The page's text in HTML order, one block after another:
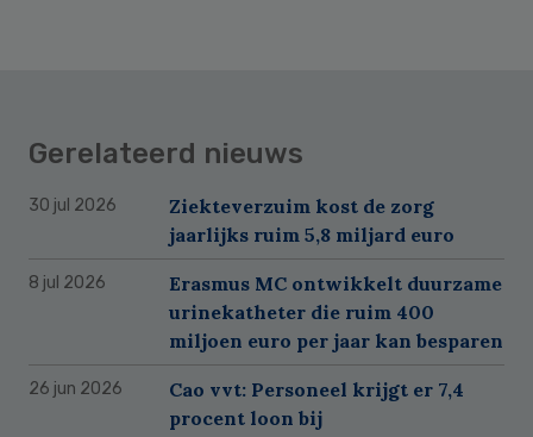
Gerelateerd nieuws
30 jul 2026
Ziekteverzuim kost de zorg
jaarlijks ruim 5,8 miljard euro
8 jul 2026
Erasmus MC ontwikkelt duurzame
urinekatheter die ruim 400
miljoen euro per jaar kan besparen
26 jun 2026
Cao vvt: Personeel krijgt er 7,4
procent loon bij